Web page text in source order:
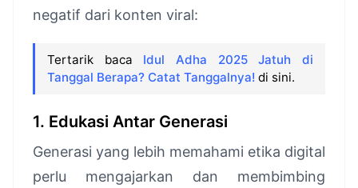
negatif dari konten viral:
Tertarik baca Idul Adha 2025 Jatuh di
Tanggal Berapa? Catat Tanggalnya! di sini.
1. Edukasi Antar Generasi
Generasi yang lebih memahami etika digital
perlu mengajarkan dan membimbing